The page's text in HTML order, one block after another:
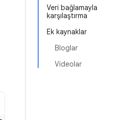
Veri bağlamayla
karşılaştırma
Ek kaynaklar
Bloglar
Videolar